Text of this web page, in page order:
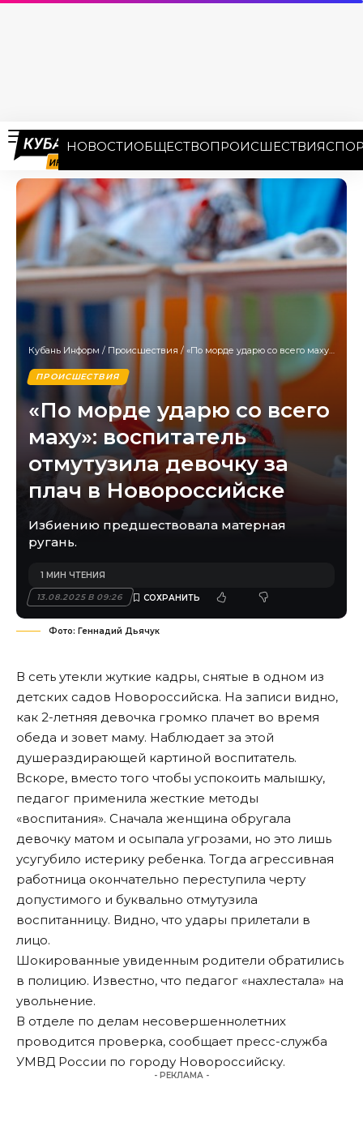
НОВОСТИОБЩЕСТВОПРОИСШЕСТВИЯ
Кубань Информ / Происшествия / «По морде ударю со всего маху»: воспитатель отмутузила девочку за плач в Новороссийске
ПРОИСШЕСТВИЯ
«По морде ударю со всего
маху»: воспитатель
отмутузила девочку за
плач в Новороссийске
Избиению предшествовала матерная
ругань.
13.08.2025 В 09:26
1 МИН ЧТЕНИЯ
Фото: Геннадий Дьячук
В сеть утекли жуткие кадры, снятые в одном из
детских садов Новороссийска. На записи видно,
как 2-летняя девочка громко плачет во время
обеда и зовет маму. Наблюдает за этой
душераздирающей картиной воспитатель.
Вскоре, вместо того чтобы успокоить малышку,
педагог применила жесткие методы
«воспитания». Сначала женщина обругала
девочку матом и осыпала угрозами, но это лишь
усугубило истерику ребенка. Тогда агрессивная
работница окончательно переступила черту
допустимого и буквально отмутузила
воспитанницу. Видно, что удары прилетали в
лицо.
Шокированные увиденным родители обратились
в полицию. Известно, что педагог «нахлестала» на
увольнение.
В отделе по делам несовершеннолетних
проводится проверка, сообщает пресс-служба
УМВД России по городу Новороссийску.
- РЕКЛАМА -